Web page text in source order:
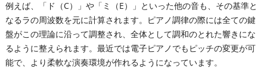
例えば、「ド（C）」や「ミ（E）」といった他の音も、その基準と
なるラの周波数を元に計算されます。ピアノ調律の際には全ての鍵
盤がこの理論に沿って調整され、全体として調和のとれた響きにな
るように整えられます。最近では電子ピアノでもピッチの変更が可
能で、より柔軟な演奏環境が作れるようになっています。